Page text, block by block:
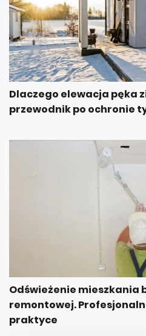
Dlaczego elewacja pęka
przewodnik po ochronie
Odświeżenie mieszkania
remontowej.
praktyce